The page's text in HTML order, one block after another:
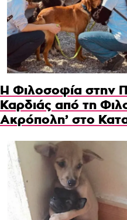
Η Φιλοσοφία στην
Καρδιάς από τη
Ακρόπολη’ στο